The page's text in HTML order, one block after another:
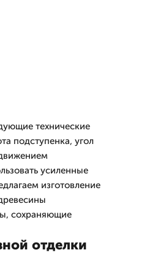
технические
подступенка, угол
усиленные
изготовление
сохраняющие
отделки